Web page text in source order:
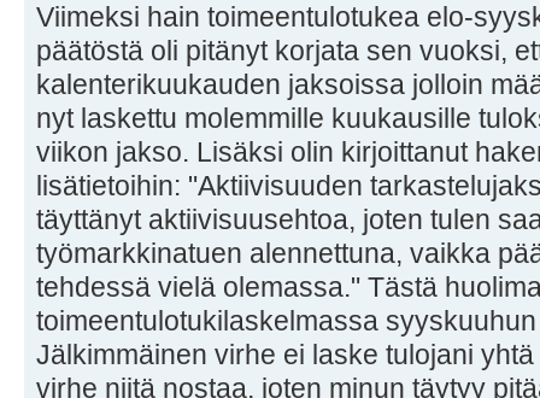
Viimeksi hain toimeentulotukea elo-
päätöstä oli pitänyt korjata sen vuoksi,
kalenterikuukauden jaksoissa jolloin
nyt laskettu molemmille kuukausille
viikon jakso. Lisäksi olin kirjoittanut
lisätietoihin: "Aktiivisuuden
täyttänyt aktiivisuusehtoa, joten tulen
työmarkkinatuen alennettuna, vaikka
tehdessä vielä olemassa." Tästä
toimeentulotukilaskelmassa
Jälkimmäinen virhe ei laske tulojani
virhe niitä nostaa, joten minun täytyy